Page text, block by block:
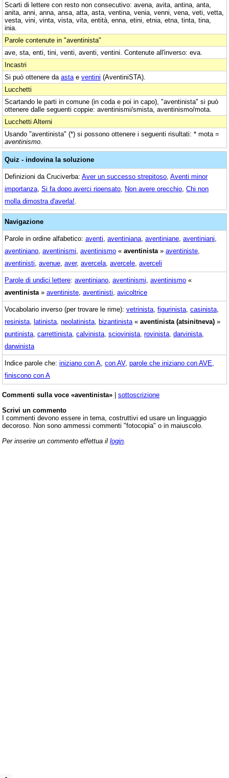
Scarti di lettere con resto non consecutivo: avena, avita, antina, anta,
anita, anni, anna, ansa, atta, asta, ventina, venia, venni, vena, veti, vetta,
vesta, vini, vinta, vista, vita, entità, enna, etini, etnia, etna, tinta, tina,
inia.
Parole contenute in "aventinista"
ave, sta, enti, tini, venti, aventi, ventini. Contenute all'inverso: eva.
Incastri
Si può ottenere da asta e ventini (AventiniSTA).
Lucchetti
Scartando le parti in comune (in coda e poi in capo), "aventinista" si può
ottenere dalle seguenti coppie: aventinismi/smista, aventinismo/mota.
Lucchetti Alterni
Usando "aventinista" (*) si possono ottenere i seguenti risultati: * mota =
aventinismo
Quiz - indovina la soluzione
Definizioni da Cruciverba: Aver un successo strepitoso Aventi minor
importanza Si fa dopo averci ripensato Non avere orecchio Chi non
molla dimostra d'averla!
Navigazione
Parole in ordine alfabetico: aventi aventiniana aventiniane aventiniani
aventiniano aventinismi aventinismo « aventinista » aventiniste
aventinisti avenue aver, avercela avercele averceli
Parole di undici lettere: aventiniano aventinismi aventinismo «
aventinista » aventiniste aventinisti avicoltrice
Vocabolario inverso (per trovare le rime): vetrinista figurinista casinista
resinista latinista neolatinista bizantinista « aventinista (atsinitneva) »
puntinista carrettinista calvinista sciovinista rovinista darvinista
darwinista
Indice parole che: iniziano con A con AV, parole che iniziano con AVE
finiscono con A
Commenti sulla voce «aventinista» | sottoscrizione
Scrivi un commento
I commenti devono essere in tema, costruttivi ed usare un linguaggio
decoroso. Non sono ammessi commenti "fotocopia" o in maiuscolo.
Per inserire un commento effettua il login